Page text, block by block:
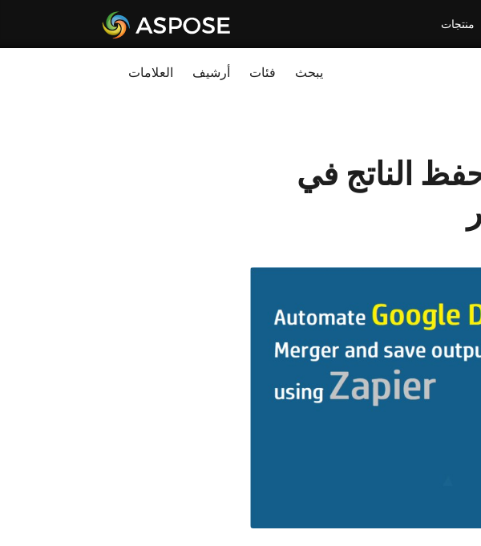
منتجات
يبحث فئات أرشيف العلامات
الناتج في